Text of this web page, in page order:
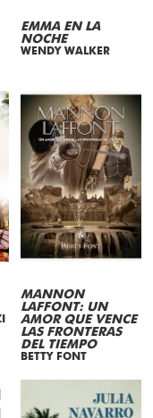
EMMA EN LA
NOCHE
WENDY WALKER
MANNON
LAFFONT: UN
AMOR QUE VENCE
LAS FRONTERAS
DEL TIEMPO
BETTY FONT